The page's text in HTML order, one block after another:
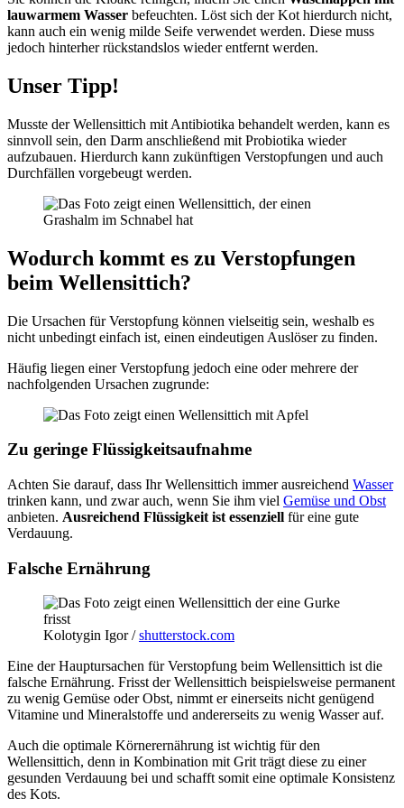
lauwarmem Wasser befeuchten. Löst sich der Kot hierdurch nicht,
kann auch ein wenig milde Seife verwendet werden. Diese muss
jedoch hinterher rückstandslos wieder entfernt werden.
Unser Tipp!
Musste der Wellensittich mit Antibiotika behandelt werden, kann es
sinnvoll sein, den Darm anschließend mit Probiotika wieder
aufzubauen. Hierdurch kann zukünftigen Verstopfungen und auch
Durchfällen vorgebeugt werden.
Wodurch kommt es zu Verstopfungen
beim Wellensittich?
Die Ursachen für Verstopfung können vielseitig sein, weshalb es
nicht unbedingt einfach ist, einen eindeutigen Auslöser zu finden.
Häufig liegen einer Verstopfung jedoch eine oder mehrere der
nachfolgenden Ursachen zugrunde:
Zu geringe Flüssigkeitsaufnahme
Achten Sie darauf, dass Ihr Wellensittich immer ausreichend Wasser
trinken kann, und zwar auch, wenn Sie ihm viel Gemüse und Obst
anbieten. Ausreichend Flüssigkeit ist essenziell für eine gute
Verdauung.
Falsche Ernährung
Kolotygin Igor /shutterstock.com
Eine der Hauptursachen für Verstopfung beim Wellensittich ist die
falsche Ernährung. Frisst der Wellensittich beispielsweise permanent
zu wenig Gemüse oder Obst, nimmt er einerseits nicht genügend
Vitamine und Mineralstoffe und andererseits zu wenig Wasser auf.
Auch die optimale Körnerernährung ist wichtig für den
Wellensittich, denn in Kombination mit Grit trägt diese zu einer
gesunden Verdauung bei und schafft somit eine optimale Konsistenz
des Kots.